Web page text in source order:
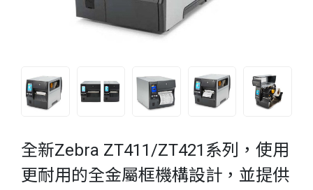
全新Zebra ZT411/ZT421系列，使用
更耐用的全金屬框機構設計，並提供